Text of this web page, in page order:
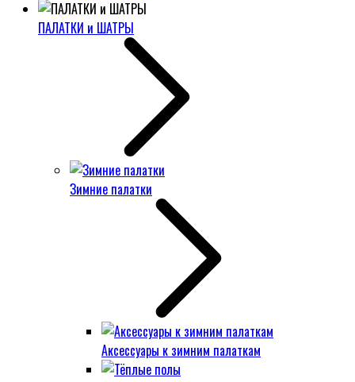
ПАЛАТКИ и ШАТРЫ
Зимние палатки
Аксессуары к зимним палаткам